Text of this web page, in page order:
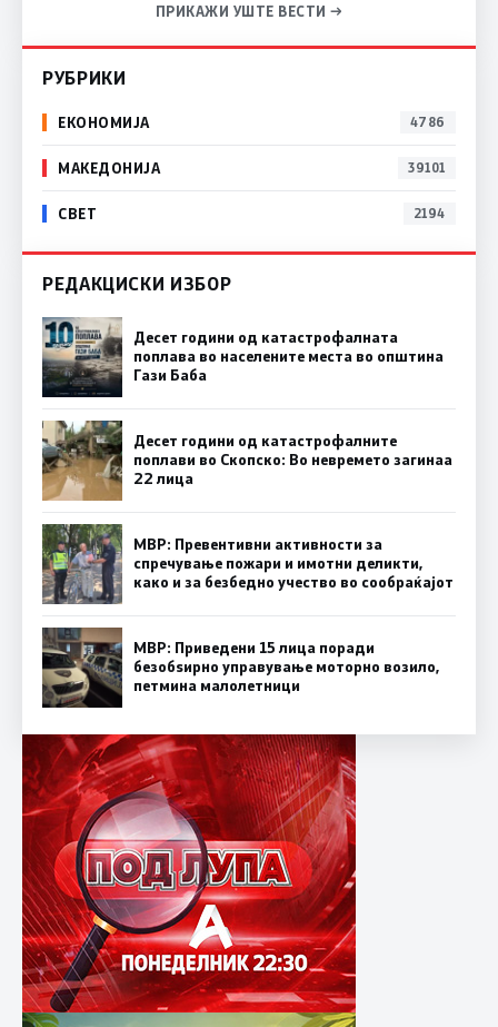
ПРИКАЖИ УШТЕ ВЕСТИ →
РУБРИКИ
ЕКОНОМИЈА 4786
МАКЕДОНИЈА 39101
СВЕТ 2194
РЕДАКЦИСКИ ИЗБОР
Десет години од катастрофалната
поплава во населените места во општина
Гази Баба
Десет години од катастрофалните
поплави во Скопско: Во невремето загинаа
22 лица
МВР: Превентивни активности за
спречување пожари и имотни деликти,
како и за безбедно учество во сообраќајот
МВР: Приведени 15 лица поради
безобѕирно управување моторно возило,
петмина малолетници